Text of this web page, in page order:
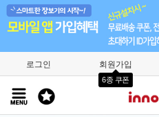
로그인 회원가입
6종 쿠폰